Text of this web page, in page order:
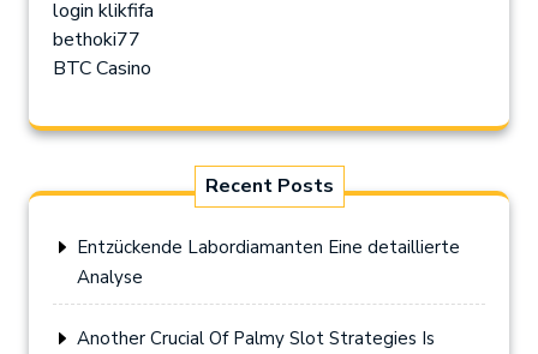
login klikfifa
bethoki77
BTC Casino
Recent Posts
Entzückende Labordiamanten Eine detaillierte
Analyse
Another Crucial Of Palmy Slot Strategies Is